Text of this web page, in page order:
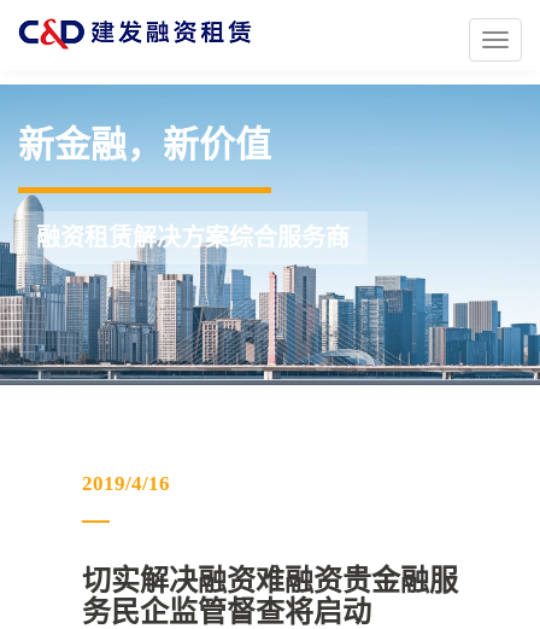
Toggle
新金融，新价值
融资租赁解决方案综合服务商
2019/4/16
切实解决融资难融资贵金融服
务民企监管督查将启动